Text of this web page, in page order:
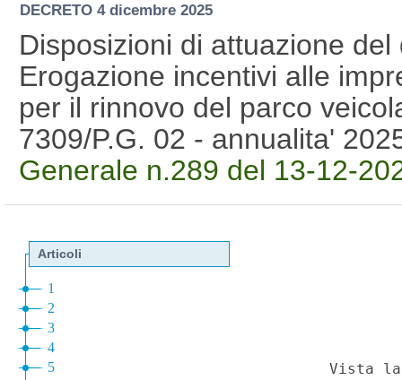
DECRETO 4 dicembre 2025
Disposizioni di attuazione
Erogazione incentivi alle
per il rinnovo del parco
7309/P.G. 02 - annualita'
Generale n.289 del 13-12-